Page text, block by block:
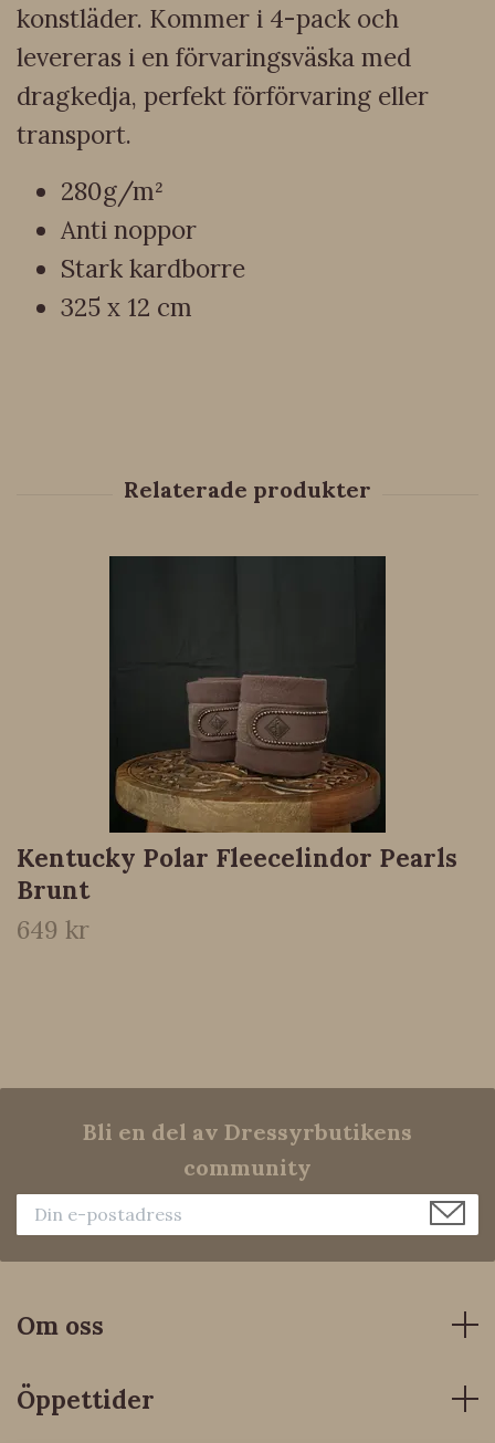
konstläder. Kommer i 4-pack och
levereras i en förvaringsväska med
dragkedja, perfekt förförvaring eller
transport.
280g/m²
Anti noppor
Stark kardborre
325 x 12 cm
Kentucky Polar Fleecelindor Pearls
Brunt
649 kr
Bli en del av Dressyrbutikens
community
Om oss
Öppettider